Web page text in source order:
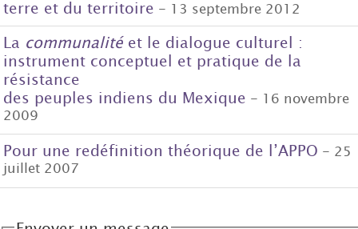
terre et du territoire - 13 septembre 2012
La communalitéet le dialogue culturel :
instrument conceptuel et pratique de la
résistance
des peuples indiens du Mexique - 16 novembre
2009
Pour une redéfinition théorique de l’APPO - 25
juillet 2007